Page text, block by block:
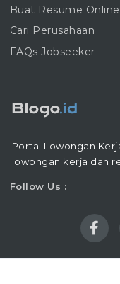
Buat Resume Online
Cari Perusahaan
FAQs Jobseeker
Portal Lowongan
lowongan kerja dan
Follow Us :